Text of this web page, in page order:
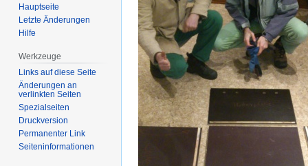
Hauptseite
Letzte Änderungen
Hilfe
Werkzeuge
Links auf diese Seite
Änderungen an
verlinkten Seiten
Spezialseiten
Druckversion
Permanenter Link
Seiten­informationen